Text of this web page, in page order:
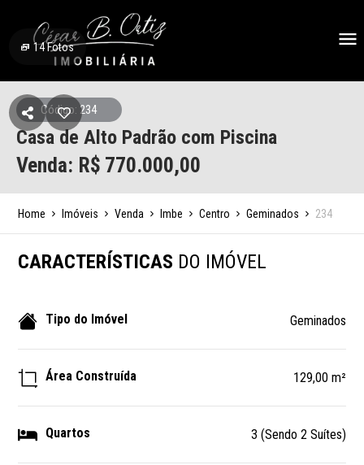
14Fotos
Código: 234
Casa de Alto Padrão com Piscina
Venda: R$ 770.000,00
Home Imóveis Venda Imbe Centro Geminados 234
CARACTERÍSTICAS DO IMÓVEL
Tipo do Imóvel Geminados
Área Construída 129,00 m²
Quartos 3 (Sendo 2 Suítes)